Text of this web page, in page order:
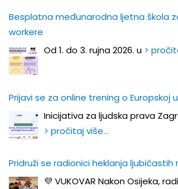
Besplatna međunarodna ljetna škola
workere
Od 1. do 3. rujna 2026. u >
Prijavi se za online trening o Europskoj
Inicijativa za ljudska prava
> pročitaj više…
Pridruži se radionici heklanja ljubičastih
💜 VUKOVAR Nakon Osijeka,